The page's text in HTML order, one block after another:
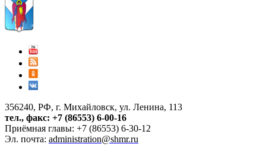
356240, РФ, г. Михайловск, ул. Ленина, 113
тел., факс: +7 (86553) 6-00-16
Приёмная главы: +7 (86553) 6-30-12
Эл. почта: administration@shmr.ru